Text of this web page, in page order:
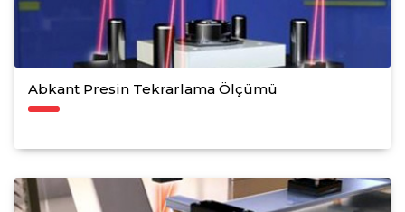
Abkant Presin Tekrarlama Ölçümü